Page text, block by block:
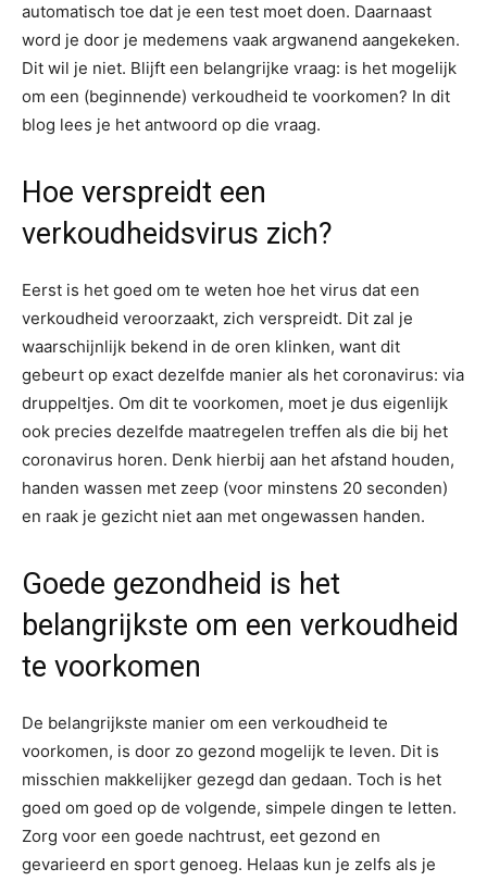
automatisch toe dat je een test moet doen. Daarnaast
word je door je medemens vaak argwanend aangekeken.
Dit wil je niet. Blijft een belangrijke vraag: is het mogelijk
om een (beginnende) verkoudheid te voorkomen? In dit
blog lees je het antwoord op die vraag.
Hoe verspreidt een
verkoudheidsvirus zich?
Eerst is het goed om te weten hoe het virus dat een
verkoudheid veroorzaakt, zich verspreidt. Dit zal je
waarschijnlijk bekend in de oren klinken, want dit
gebeurt op exact dezelfde manier als het coronavirus: via
druppeltjes. Om dit te voorkomen, moet je dus eigenlijk
ook precies dezelfde maatregelen treffen als die bij het
coronavirus horen. Denk hierbij aan het afstand houden,
handen wassen met zeep (voor minstens 20 seconden)
en raak je gezicht niet aan met ongewassen handen.
Goede gezondheid is het
belangrijkste om een verkoudheid
te voorkomen
De belangrijkste manier om een verkoudheid te
voorkomen, is door zo gezond mogelijk te leven. Dit is
misschien makkelijker gezegd dan gedaan. Toch is het
goed om goed op de volgende, simpele dingen te letten.
Zorg voor een goede nachtrust, eet gezond en
gevarieerd en sport genoeg. Helaas kun je zelfs als je